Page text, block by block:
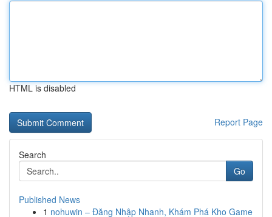
HTML is disabled
Report Page
Search
Go
Published News
1 nohuwin – Đăng Nhập Nhanh, Khám Phá Kho Game